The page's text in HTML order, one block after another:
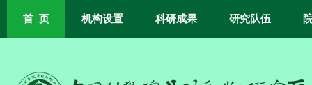
首 页 机构设置 科研成果 研究队伍